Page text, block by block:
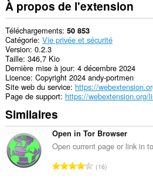
À propos de l'extension
Téléchargements 50 853
Catégorie Vie privée et sécurité
Version 0.2.3
Taille 346,7 Kio
Dernière mise à jour 4 décembre 2024
Licence Copyright 2024 andy-portmen
Site web du service
Page de support
Similaires
Open in Tor Browser
Open current page or link in
N16